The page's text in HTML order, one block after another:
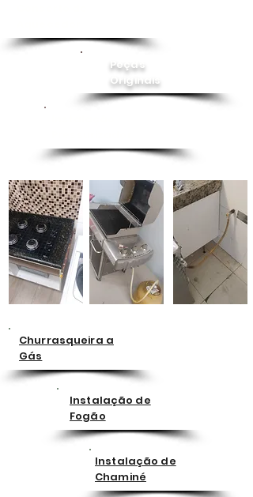
Peças
Originais
Churrasqueira a
Gás
Instalação de
Fogão
Instalação de
Chaminé